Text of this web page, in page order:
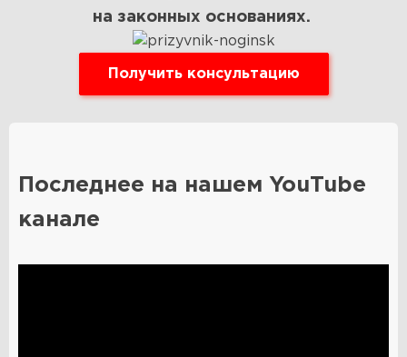
Узнать шансы
Стоимость
Ответы
info@pravosoldat.ru
на законных основаниях.
Получить консультацию
Последнее на нашем YouTube
канале